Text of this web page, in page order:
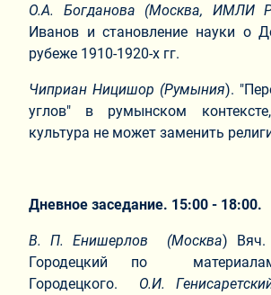
О.А. Богданова (Москва, ИМЛИ
Иванов и становление науки о
рубеже 1910-1920-х гг.
Чиприан Ницишор (Румыния).
углов" в румынском
культура не может заменить
Дневное заседание. 15:00 - 18:00.
В. П. Енишерлов (Москва)
Городецкий по
Городецкого. О.И.